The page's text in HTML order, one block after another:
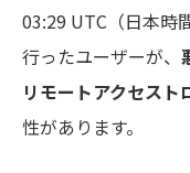
03:29 UTC（日本時
行ったユーザーが、
リモートアクセスト
性があります。